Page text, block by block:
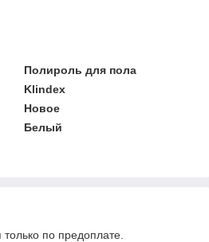
Полироль для пола
Klindex
Новое
Белый
по предоплате.